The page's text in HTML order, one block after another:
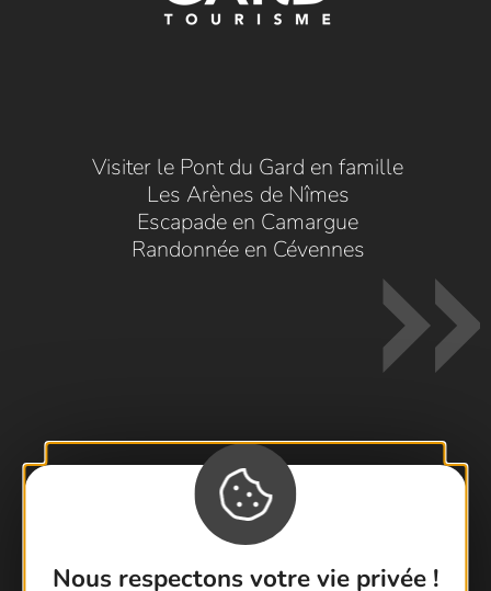
Nous respectons votre vie privée !
Visiter le Pont du Gard en famille
Les Arènes de Nîmes
Escapade en Camargue
Randonnée en Cévennes
Contactez-nous !
Foire aux questions
Brochures
Cartoguides et Topoguides